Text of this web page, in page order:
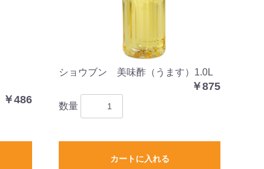
￥486
ショウブン 美味酢（うます）1.0L
￥875
数量
カートに入れる